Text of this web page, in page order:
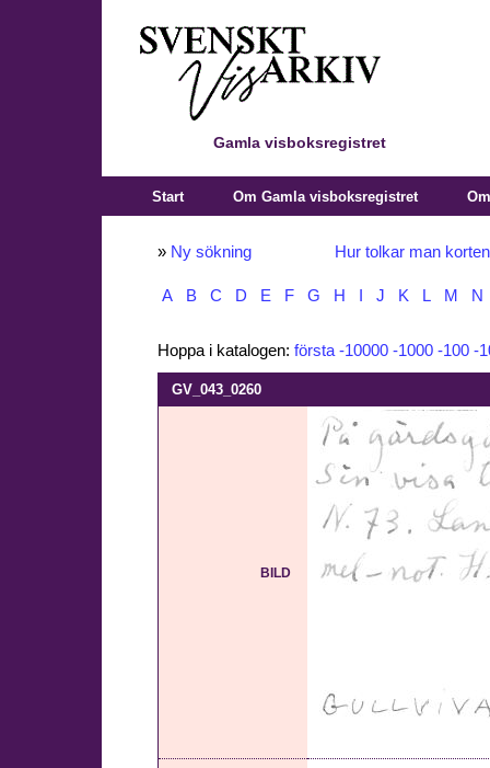
Gamla visboksregistret
Start Om Gamla visboksregistret
» Ny sökning Hur tolkar man
A B C D E F G H J K L M N
Hoppa i katalogen: första -10000 -1000 -100 -
GV_043_0260
BILD